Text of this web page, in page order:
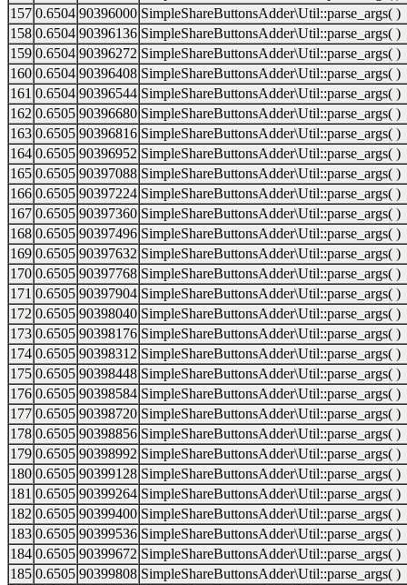
157 0.6504 90396000 SimpleShareButtonsAdder\Util::parse_args( )
158 0.6504 90396136 SimpleShareButtonsAdder\Util::parse_args( )
159 0.6504 90396272 SimpleShareButtonsAdder\Util::parse_args( )
160 0.6504 90396408 SimpleShareButtonsAdder\Util::parse_args( )
161 0.6504 90396544 SimpleShareButtonsAdder\Util::parse_args( )
162 0.6505 90396680 SimpleShareButtonsAdder\Util::parse_args( )
163 0.6505 90396816 SimpleShareButtonsAdder\Util::parse_args( )
164 0.6505 90396952 SimpleShareButtonsAdder\Util::parse_args( )
165 0.6505 90397088 SimpleShareButtonsAdder\Util::parse_args( )
166 0.6505 90397224 SimpleShareButtonsAdder\Util::parse_args( )
167 0.6505 90397360 SimpleShareButtonsAdder\Util::parse_args( )
168 0.6505 90397496 SimpleShareButtonsAdder\Util::parse_args( )
169 0.6505 90397632 SimpleShareButtonsAdder\Util::parse_args( )
170 0.6505 90397768 SimpleShareButtonsAdder\Util::parse_args( )
171 0.6505 90397904 SimpleShareButtonsAdder\Util::parse_args( )
172 0.6505 90398040 SimpleShareButtonsAdder\Util::parse_args( )
173 0.6505 90398176 SimpleShareButtonsAdder\Util::parse_args( )
174 0.6505 90398312 SimpleShareButtonsAdder\Util::parse_args( )
175 0.6505 90398448 SimpleShareButtonsAdder\Util::parse_args( )
176 0.6505 90398584 SimpleShareButtonsAdder\Util::parse_args( )
177 0.6505 90398720 SimpleShareButtonsAdder\Util::parse_args( )
178 0.6505 90398856 SimpleShareButtonsAdder\Util::parse_args( )
179 0.6505 90398992 SimpleShareButtonsAdder\Util::parse_args( )
180 0.6505 90399128 SimpleShareButtonsAdder\Util::parse_args( )
181 0.6505 90399264 SimpleShareButtonsAdder\Util::parse_args( )
182 0.6505 90399400 SimpleShareButtonsAdder\Util::parse_args( )
183 0.6505 90399536 SimpleShareButtonsAdder\Util::parse_args( )
184 0.6505 90399672 SimpleShareButtonsAdder\Util::parse_args( )
185 0.6505 90399808 SimpleShareButtonsAdder\Util::parse_args( )